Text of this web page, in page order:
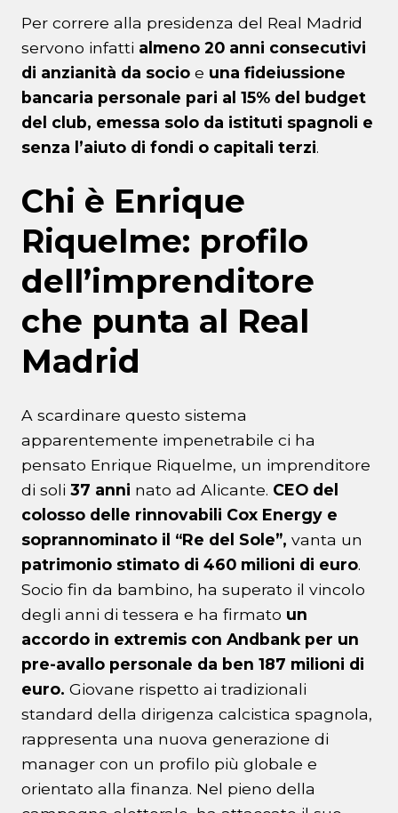
Per correre alla presidenza del Real Madrid
servono infatti almeno 20 anni consecutivi
di anzianità da socio e una fideiussione
bancaria personale pari al 15% del budget
del club, emessa solo da istituti spagnoli e
senza l’aiuto di fondi o capitali terzi.
Chi è Enrique
Riquelme: profilo
dell’imprenditore
che punta al Real
Madrid
A scardinare questo sistema
apparentemente impenetrabile ci ha
pensato Enrique Riquelme, un imprenditore
di soli 37 anni nato ad Alicante. CEO del
colosso delle rinnovabili Cox Energy e
soprannominato il “Re del Sole”, vanta un
patrimonio stimato di 460 milioni di euro.
Socio fin da bambino, ha superato il vincolo
degli anni di tessera e ha firmato un
accordo in extremis con Andbank per un
pre-avallo personale da ben 187 milioni di
euro. Giovane rispetto ai tradizionali
standard della dirigenza calcistica spagnola,
rappresenta una nuova generazione di
manager con un profilo più globale e
orientato alla finanza. Nel pieno della